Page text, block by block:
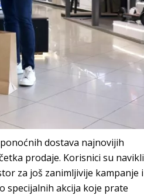
dostava najnovijih
prodaje. Korisnici su navikli
za još zanimljivije kampanje i
specijalnih akcija koje prate